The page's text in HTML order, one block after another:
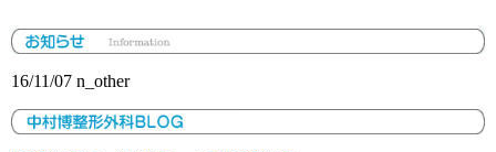
16/11/07 n_other